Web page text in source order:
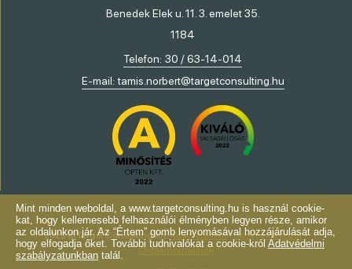
Benedek Elek u. 11. 3. emelet 35.
1184
Telefon: 30 / 63-14-014
E-mail: tamis.norbert@targetconsulting.hu
2022 © Target Consulting Kft.Adatvédelem-Jogi nyilatkozat-
Oldalinformációk
Mint minden weboldal, a www.targetconsulting.hu is használ cookie-
kat, hogy kellemesebb felhasználói élményben legyen része, amikor
az oldalunkon jár. Az “Értem” gomb lenyomásával hozzájárulását adja,
hogy elfogadja őket. További tudnivalókat a cookie-król Adatvédelmi
szabályzatunkban talál.